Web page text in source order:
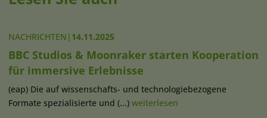
NACHRICHTEN | 14.11.2025
BBC Studios & Moonraker starten Kooperation
für immersive Erlebnisse
(eap) Die auf wissenschafts- und technologiebezogene
Formate spezialisierte und (...) weiterlesen